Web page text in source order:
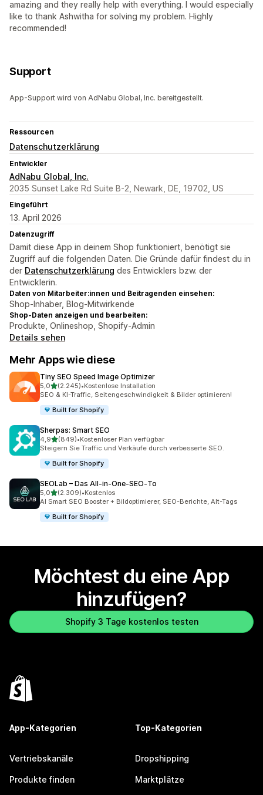
amazing and they really help with everything. I would especially
like to thank Ashwitha for solving my problem. Highly
recommended!
Support
App-Support wird von AdNabu Global, Inc. bereitgestellt.
Ressourcen
Datenschutzerklärung
Entwickler
AdNabu Global, Inc.
2035 Sunset Lake Rd Suite B-2, Newark, DE, 19702, US
Eingeführt
13. April 2026
Datenzugriff
Damit diese App in deinem Shop funktioniert, benötigt sie
Zugriff auf die folgenden Daten. Die Gründe dafür findest du in
der Datenschutzerklärung des Entwicklers bzw. der
Entwicklerin.
Daten von Mitarbeiter:innen und Beitragenden einsehen:
Shop-Inhaber, Blog-Mitwirkende
Shop-Daten anzeigen und bearbeiten:
Produkte, Onlineshop, Shopify-Admin
Details sehen
Mehr Apps wie diese
Tiny SEO Speed Image Optimizer
5,0von 5 Sternen
(2.245)
2245 Rezensionen insgesamt
•Kostenlose Installation
SEO & KI-Traffic, Seitengeschwindigkeit & Bilder optimieren!
Built for Shopify
Sherpas: Smart SEO
4,9von 5 Sternen
(849)
849 Rezensionen insgesamt
•Kostenloser Plan verfügbar
Steigern Sie Traffic und Verkäufe durch verbesserte SEO.
Built for Shopify
SEOLab – Das All‑in‑One‑SEO‑To
5,0von 5 Sternen
(2.309)
2309 Rezensionen insgesamt
•Kostenlos
AI Smart SEO Booster + Bildoptimierer, SEO-Berichte, Alt-Tags
Built for Shopify
Möchtest du eine App
hinzufügen?
Shopify 3 Tage kostenlos testen
App-Kategorien
Vertriebskanäle
Produkte finden
Top-Kategorien
Dropshipping
Marktplätze